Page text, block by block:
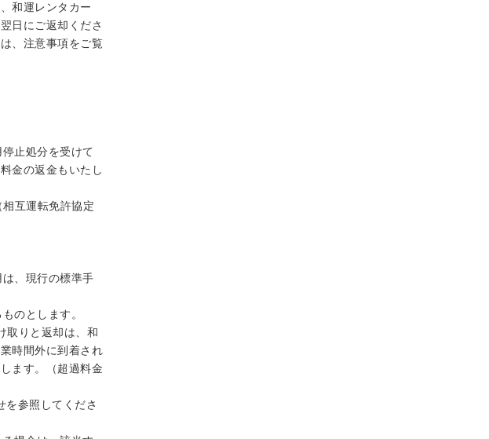
和運レンタカー
日にご返却くださ
、注意事項をご覧
止処分を受けて
金の返金もいたし
互運転免許協定
、現行の標準手
のとします。
取りと返却は、和
時間外に到着され
ます。（超過料金
を参照してくださ